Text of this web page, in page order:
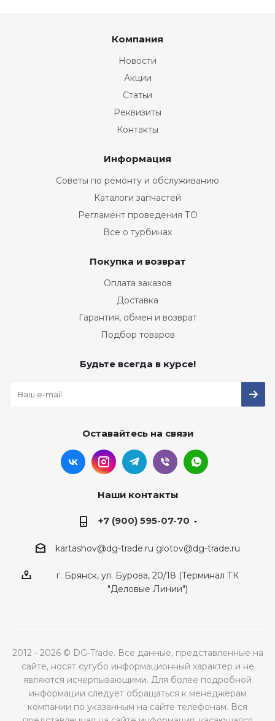
Компания
Новости
Акции
Статьи
Реквизиты
Контакты
Информация
Советы по ремонту и обслуживанию
Каталоги запчастей
Регламент проведения ТО
Все о турбинах
Покупка и возврат
Оплата заказов
Доставка
Гарантия, обмен и возврат
Подбор товаров
Будьте всегда в курсе!
Оставайтесь на связи
Наши контакты
+7 (900) 595-07-70
kartashov@dg-trade.ru glotov@dg-trade.ru
г. Брянск, ул. Бурова, 20/18 (Терминал ТК
"Деловые Линии")
2012 - 2026 © DG-Trade. Все данные, представленные на
сайте, носят сугубо информационный характер и не
являются исчерпывающими. Для более подробной
информации следует обращаться к менеджерам
компании по указанным на сайте телефонам. Вся